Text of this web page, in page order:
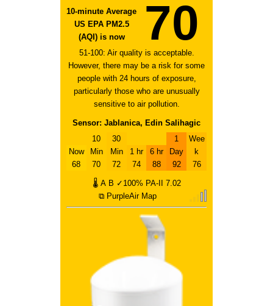
10-minute Average
US EPA PM2.5
(AQI) is now
70
51-100: Air quality is acceptable.
However, there may be a risk for some
people with 24 hours of exposure,
particularly those who are unusually
sensitive to air pollution.
Sensor: Jablanica, Edin Salihagic
Now
68
10
Min
70
30
Min
72
1 hr
74
6 hr
88
1
Day
92
Wee
k
76
🌡 A B ✓100% PA-II
7.02
⧉ PurpleAir Map